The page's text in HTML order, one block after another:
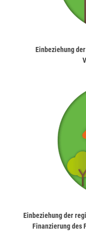
Einbeziehung
Einbeziehung der
Finanzierung des